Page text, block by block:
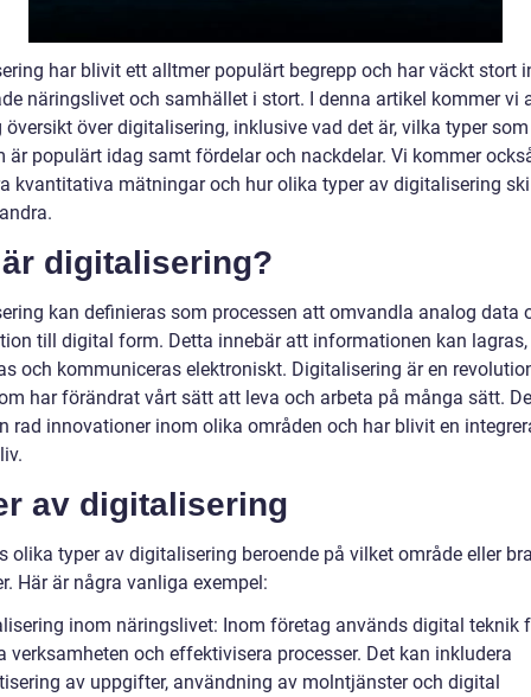
har blivit ett alltmer populärt begrepp och har väckt stort
näringslivet och samhället i stort. I denna artikel kommer vi
översikt över digitalisering, inklusive vad det är, vilka typer
är populärt idag samt fördelar och nackdelar. Vi kommer
kvantitativa mätningar och hur olika typer av digitalisering
är digitalisering?
kan definieras som processen att omvandla analog data
till digital form. Detta innebär att informationen kan lagras,
och kommuniceras elektroniskt. Digitalisering är en
har förändrat vårt sätt att leva och arbeta på många sätt.
rad innovationer inom olika områden och har blivit en
av digitalisering
olika typer av digitalisering beroende på vilket område eller
Här är några vanliga exempel:
inom näringslivet: Inom företag används digital teknik
verksamheten och effektivisera processer. Det kan inkludera
av uppgifter, användning av molntjänster och digital